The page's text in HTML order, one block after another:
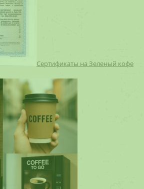
Сертификаты на Зеленый кофе